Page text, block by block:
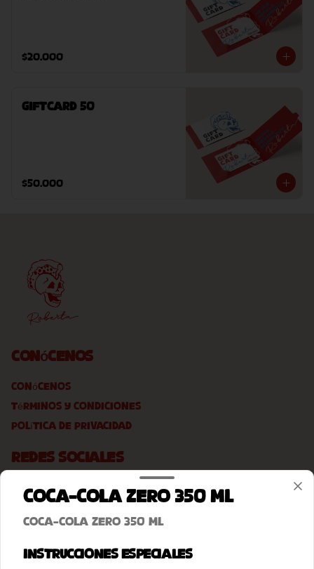
$20.000
GiftCard 50
$50.000
Conócenos
Conócenos
Términos y condiciones
Política de privacidad
Redes sociales
Instagram
Mi cuenta
Coca-Cola Zero 350 ml
Coca-Cola Zero 350 ml
Instrucciones especiales